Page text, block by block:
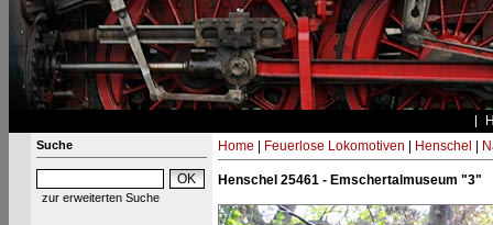
Suche
zur erweiterten Suche
Home Feuerlose Lokomotiven Henschel
Henschel 25461 - Emschertalmuseum "3"